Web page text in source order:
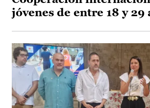
jóvenes de entre 18 y 29